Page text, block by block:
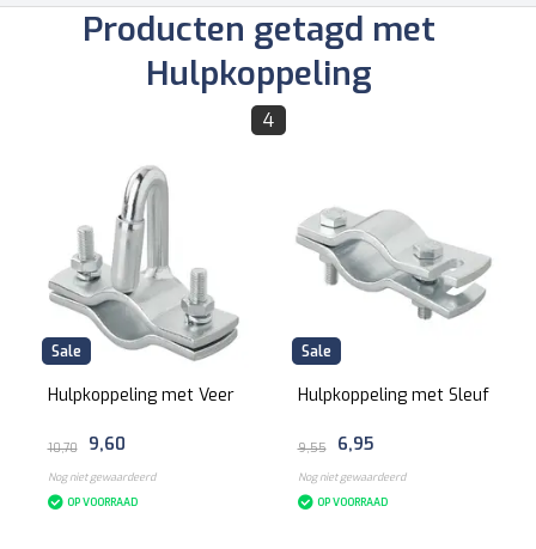
Producten getagd met
Hulpkoppeling
4
Sale
Hulpkoppeling met Veer
10,70 9,60
Nog niet gewaardeerd
OP VOORRAAD
Sale
Hulpkoppeling met Sleuf
9,55 6,95
Nog niet gewaardeerd
OP VOORRAAD